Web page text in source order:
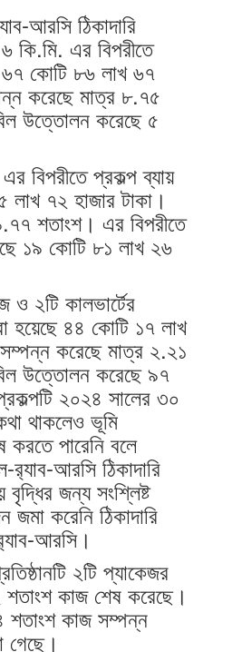
আরসি ঠিকাদারি
কি.মি. এর বিপরীতে
৬৭ কোটি ৮৬ লাখ ৬৭
করেছে মাত্র ৮.৭৫
উত্তোলন করেছে ৫
বিপরীতে প্রকল্প ব্যায়
লাখ ৭২ হাজার টাকা।
শতাংশ। এর বিপরীতে
১৯ কোটি ৮১ লাখ ২৬
২টি কালভার্টের
হয়েছে ৪৪ কোটি ১৭ লাখ
করেছে মাত্র ২.২১
উত্তোলন করেছে ৯৭
২০২৪ সালের ৩০
থাকলেও ভূমি
পারেনি বলে
আরসি ঠিকাদারি
বৃদ্ধির জন্য সংশ্লিষ্ট
করেনি ঠিকাদারি
আরসি।
২টি প্যাকেজর
কাজ শেষ করেছে।
শতাংশ কাজ সম্পন্ন
গেছে।